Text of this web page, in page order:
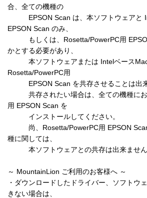
合、全ての機種の
EPSON Scan は、本ソフトウェアと
EPSON Scan のみ、
もしくは、Rosetta/PowerPC用
かとする必要があり、
本ソフトウェアまたは IntelベースMac
Rosetta/PowerPC用
EPSON Scan を共存させることは出来
共存されたい場合は、全ての機種にお
用 EPSON Scan を
インストールしてください。
尚、Rosetta/PowerPC用 EPSON Scan
種に関しては、
本ソフトウェアとの共存は出来ません
～ MountainLion ご利用のお客様へ ～
・ダウンロードしたドライバー、ソフトウ
きない場合は、